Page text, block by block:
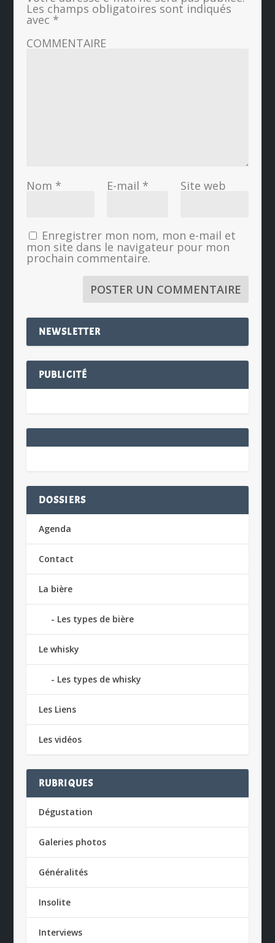
Les champs obligatoires sont indiqués
avec *
COMMENTAIRE
Nom * E-mail * Site web
Enregistrer mon nom, mon e-mail et
mon site dans le navigateur pour mon
prochain commentaire.
NEWSLETTER
PUBLICITÉ
DOSSIERS
Agenda
Contact
La bière
Les types de bière
Le whisky
Les types de whisky
Les Liens
Les vidéos
RUBRIQUES
Dégustation
Galeries photos
Généralités
Insolite
Interviews